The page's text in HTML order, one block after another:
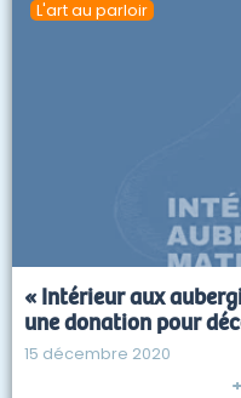
L'art au parloir
« Intérieur aux
une donation pour
15 décembre 2020